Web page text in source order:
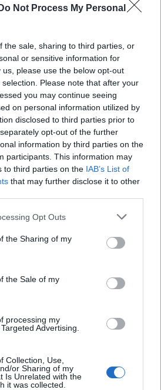
Do Not Process My Personal
the sale, sharing to third parties, or
or sensitive information for
please use the below opt-out
Please note that after your
you may continue seeing
on personal information utilized by
disclosed to third parties prior to
opt-out of the further
information by third parties on the
participants. This information may
to third parties on the IAB’s List of
that may further disclose it to other
app uses one or more Google
usage behaviour. You may click to
Google and its third-party tags to
specified purposes in below Google
Opt Outs
the Sharing of my
the Sale of my
processing my
Advertising.
Collection, Use,
or Sharing of my
Is Unrelated with the
it was collected.
scelta di puntare su Kolo Muani
in questa direzione, e la
ulteriori investimenti per rafforzare
prossime stagioni.
Lombardi
fiorentina, prese appunti
box di un circuito toscano e
approfondimenti sui motori. In
un approccio metodico alle
cura il format 'tecnica e
i fogli di appunti del